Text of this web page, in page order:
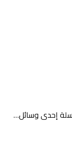
إحدى وسائل…